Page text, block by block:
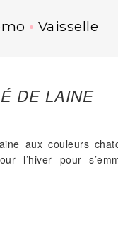
Vaisselle
DE LAINE
aux couleurs
l’hiver pour